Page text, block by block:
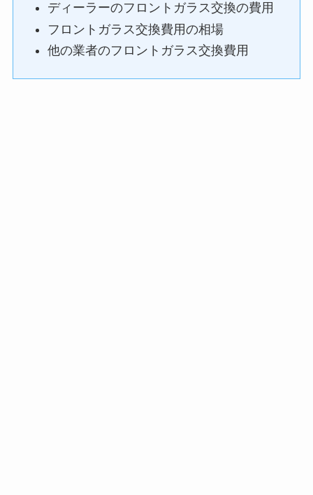
ディーラーのフロントガラス交換の費用
フロントガラス交換費用の相場
他の業者のフロントガラス交換費用